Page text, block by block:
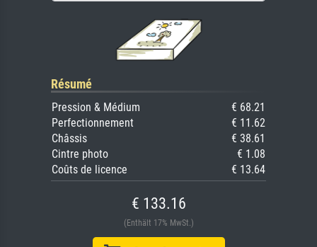
Résumé
Pression & Médium
€ 68.21
Perfectionnement
€ 11.62
Châssis
€ 38.61
Cintre photo
€ 1.08
Coûts de licence
€ 13.64
€ 133.16
(Enthält 17% MwSt.)